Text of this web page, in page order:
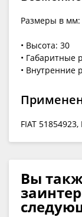
Размеры в мм:
• Высота: 30
• Габаритные
• Внутренние
FIAT
Вы